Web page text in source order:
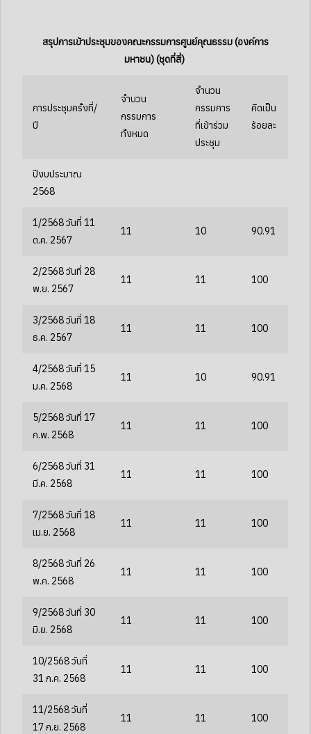
สรุปการเข้าประชุมของคณะกรรมการศูนย์คุณธรรม (องค์การ
มหาชน) (ชุดที่สี่)
การประชุมครั้งที่/
ปี
จำนวน
กรรมการ
ทั้งหมด
จำนวน
กรรมการ
ที่เข้าร่วม
ประชุม
คิดเป็น
ร้อยละ
ปีงบประมาณ
2568
1/2568 วันที่ 11
ต.ค. 2567
11 10 90.91
2/2568 วันที่ 28
พ.ย. 2567
11 11 100
3/2568 วันที่ 18
ธ.ค. 2567
11 11 100
4/2568 วันที่ 15
ม.ค. 2568
11 10 90.91
5/2568 วันที่ 17
ก.พ. 2568
11 11 100
6/2568 วันที่ 31
มี.ค. 2568
11 11 100
7/2568 วันที่ 18
เม.ย. 2568
11 11 100
8/2568 วันที่ 26
พ.ค. 2568
11 11 100
9/2568 วันที่ 30
มิ.ย. 2568
11 11 100
10/2568 วันที่
31 ก.ค. 2568
11 11 100
11/2568 วันที่
17 ก.ย. 2568
11 11 100